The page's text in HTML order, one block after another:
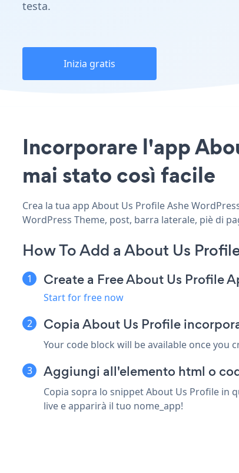
testa.
Inizia gratis
Incorporare l'app
mai stato così facile
Crea la tua app About Us Profile Ashe
WordPress Theme, post, barra laterale, piè di
How To Add a About Us
Create a Free About Us Profile
Start for free now
Copia About Us Profile
Your code block will be available once you
Aggiungi all'elemento html o
Copia sopra lo snippet About Us Profile in
live e apparirà il tuo nome_app!